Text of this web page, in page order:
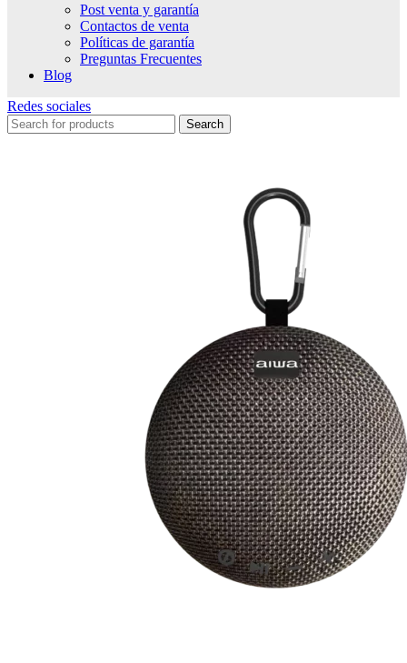
Post venta y garantía
Contactos de venta
Políticas de garantía
Preguntas Frecuentes
Blog
Redes sociales
Search